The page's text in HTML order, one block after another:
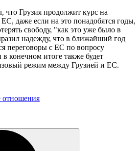
что Грузия продолжит курс на
даже если на это понадобятся годы,
свободу, "как это уже было в
надежду, что в ближайший год
переговоры с ЕС по вопросу
конечном итоге также будет
режим между Грузией и ЕС.